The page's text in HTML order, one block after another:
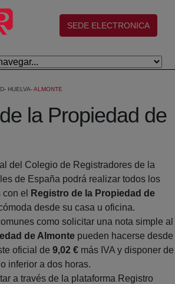
(abre en nueva ventana)
SEDE ELECTRONICA
HUELVA ALMONTE
la Propiedad de
del Colegio de Registradores de la
de España podrá realizar todos los
el
Registro de la Propiedad de
desde su casa u oficina.
como solicitar una nota simple al
de Almonte pueden hacerse desde
oficial de 9,02 € más IVA y disponer de
inferior a dos horas.
a través de la plataforma Registro